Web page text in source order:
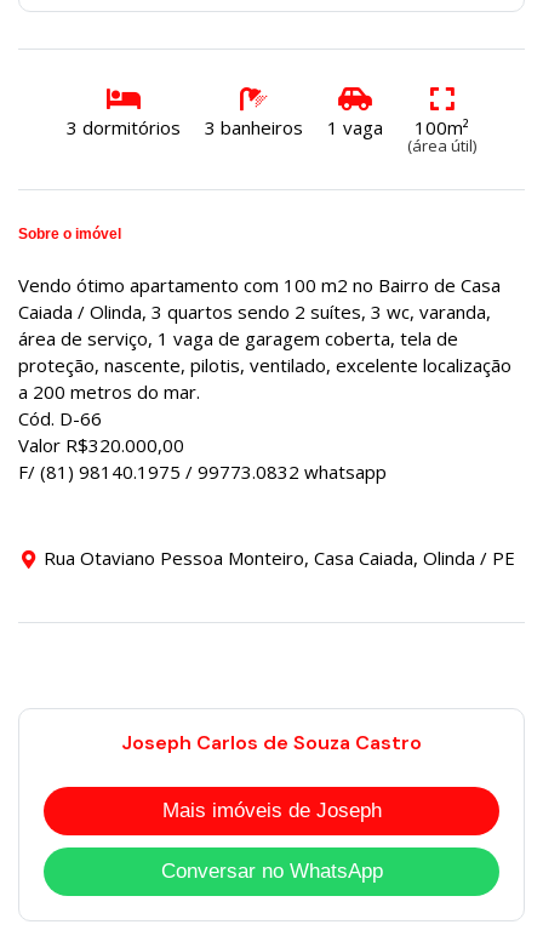
3 dormitórios 3 banheiros 1 vaga 100m²
(área útil)
Sobre o imóvel
Vendo ótimo apartamento com 100 m2 no Bairro de Casa
Caiada / Olinda, 3 quartos sendo 2 suítes, 3 wc, varanda,
área de serviço, 1 vaga de garagem coberta, tela de
proteção, nascente, pilotis, ventilado, excelente localização
a 200 metros do mar.
Cód. D-66
Valor R$320.000,00
F/ (81) 98140.1975 / 99773.0832 whatsapp
Rua Otaviano Pessoa Monteiro, Casa Caiada, Olinda / PE
Joseph Carlos de Souza Castro
Mais imóveis de Joseph
Conversar no WhatsApp